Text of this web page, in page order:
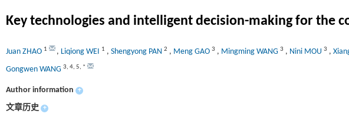
Key technologies and intelligent decision-making for the
Juan ZHAO 1 , Liqiong WEI 1 , Shengyong PAN 2 , Meng GAO 3 , Mingming WANG 3 , Nini MOU 3 ,
Gongwen WANG 3, 4, 5, *
Author information +
文章历史 +